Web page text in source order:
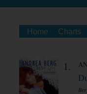
Home Charts
1.